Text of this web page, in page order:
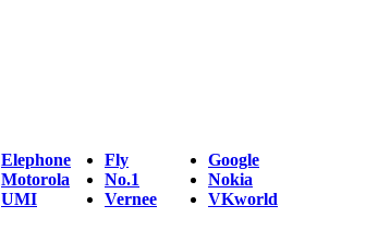
Elephone Fly
Google
Motorola No.1
Nokia
UMI Vernee
VKworld